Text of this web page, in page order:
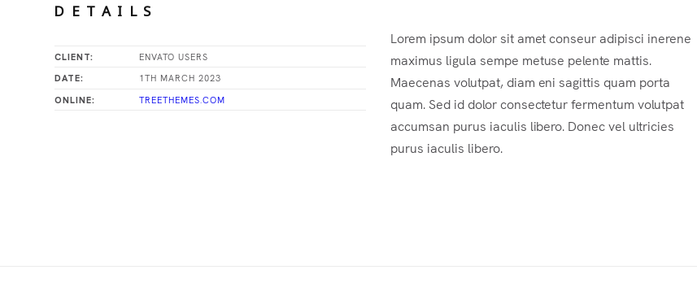
DETAILS
CLIENT: ENVATO USERS
DATE: 1TH MARCH 2023
ONLINE: TREETHEMES.COM
Lorem ipsum dolor sit amet conseur adipisci inerene
maximus ligula sempe metuse pelente mattis.
Maecenas volutpat, diam eni sagittis quam porta
quam. Sed id dolor consectetur fermentum volutpat
accumsan purus iaculis libero. Donec vel ultricies
purus iaculis libero.